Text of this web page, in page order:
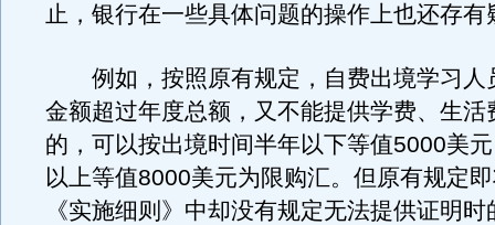
止，银行在一些具体问题的操作上也还存有
例如，按照原有规定，自费出境学习人
金额超过年度总额，又不能提供学费、生活
的，可以按出境时间半年以下等值5000美
以上等值8000美元为限购汇。但原有规定
《实施细则》中却没有规定无法提供证明